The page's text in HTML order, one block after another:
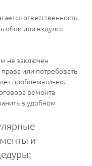
ответственность
обои или вздулся
не заключен
или потребовать
проблематично.
ремонта
в удобном
и